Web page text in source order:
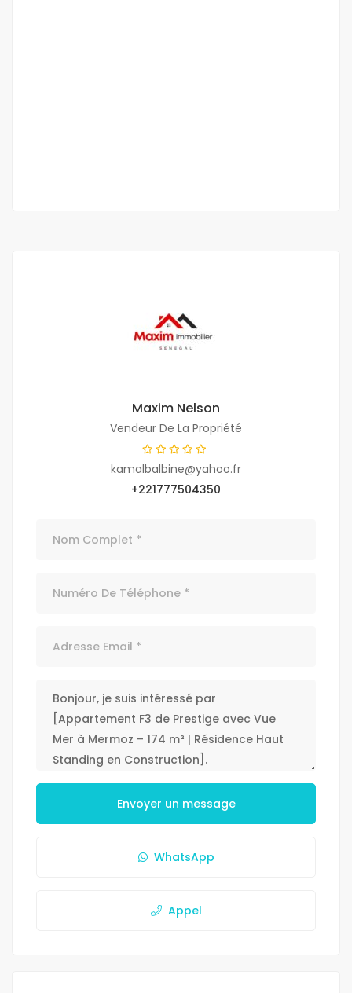
Maxim Nelson
Vendeur De La Propriété
kamalbalbine@yahoo.fr
+221777504350
Envoyer un message
WhatsApp
Appel